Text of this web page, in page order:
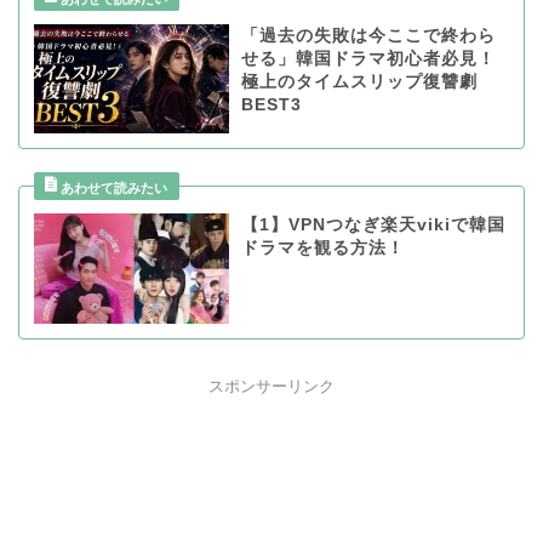
「過去の失敗は今ここで終わら
せる」韓国ドラマ初心者必見！
極上のタイムスリップ復讐劇
BEST3
【1】VPNつなぎ楽天vikiで韓国
ドラマを観る方法！
スポンサーリンク